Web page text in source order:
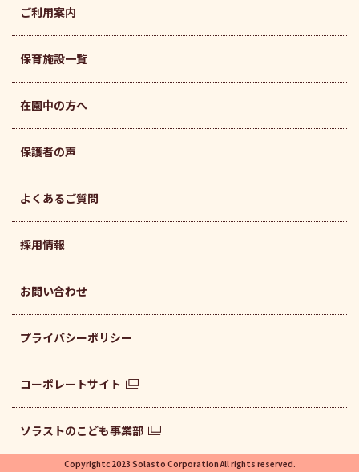
ご利用案内
保育施設一覧
在園中の方へ
保護者の声
よくあるご質問
採用情報
お問い合わせ
プライバシーポリシー
コーポレートサイト
ソラストのこども事業部
Copyrightc 2023 Solasto Corporation All rights reserved.